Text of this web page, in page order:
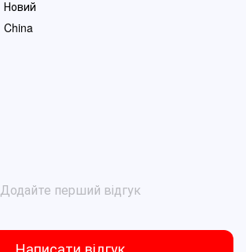
Новий
China
Додайте перший відгук